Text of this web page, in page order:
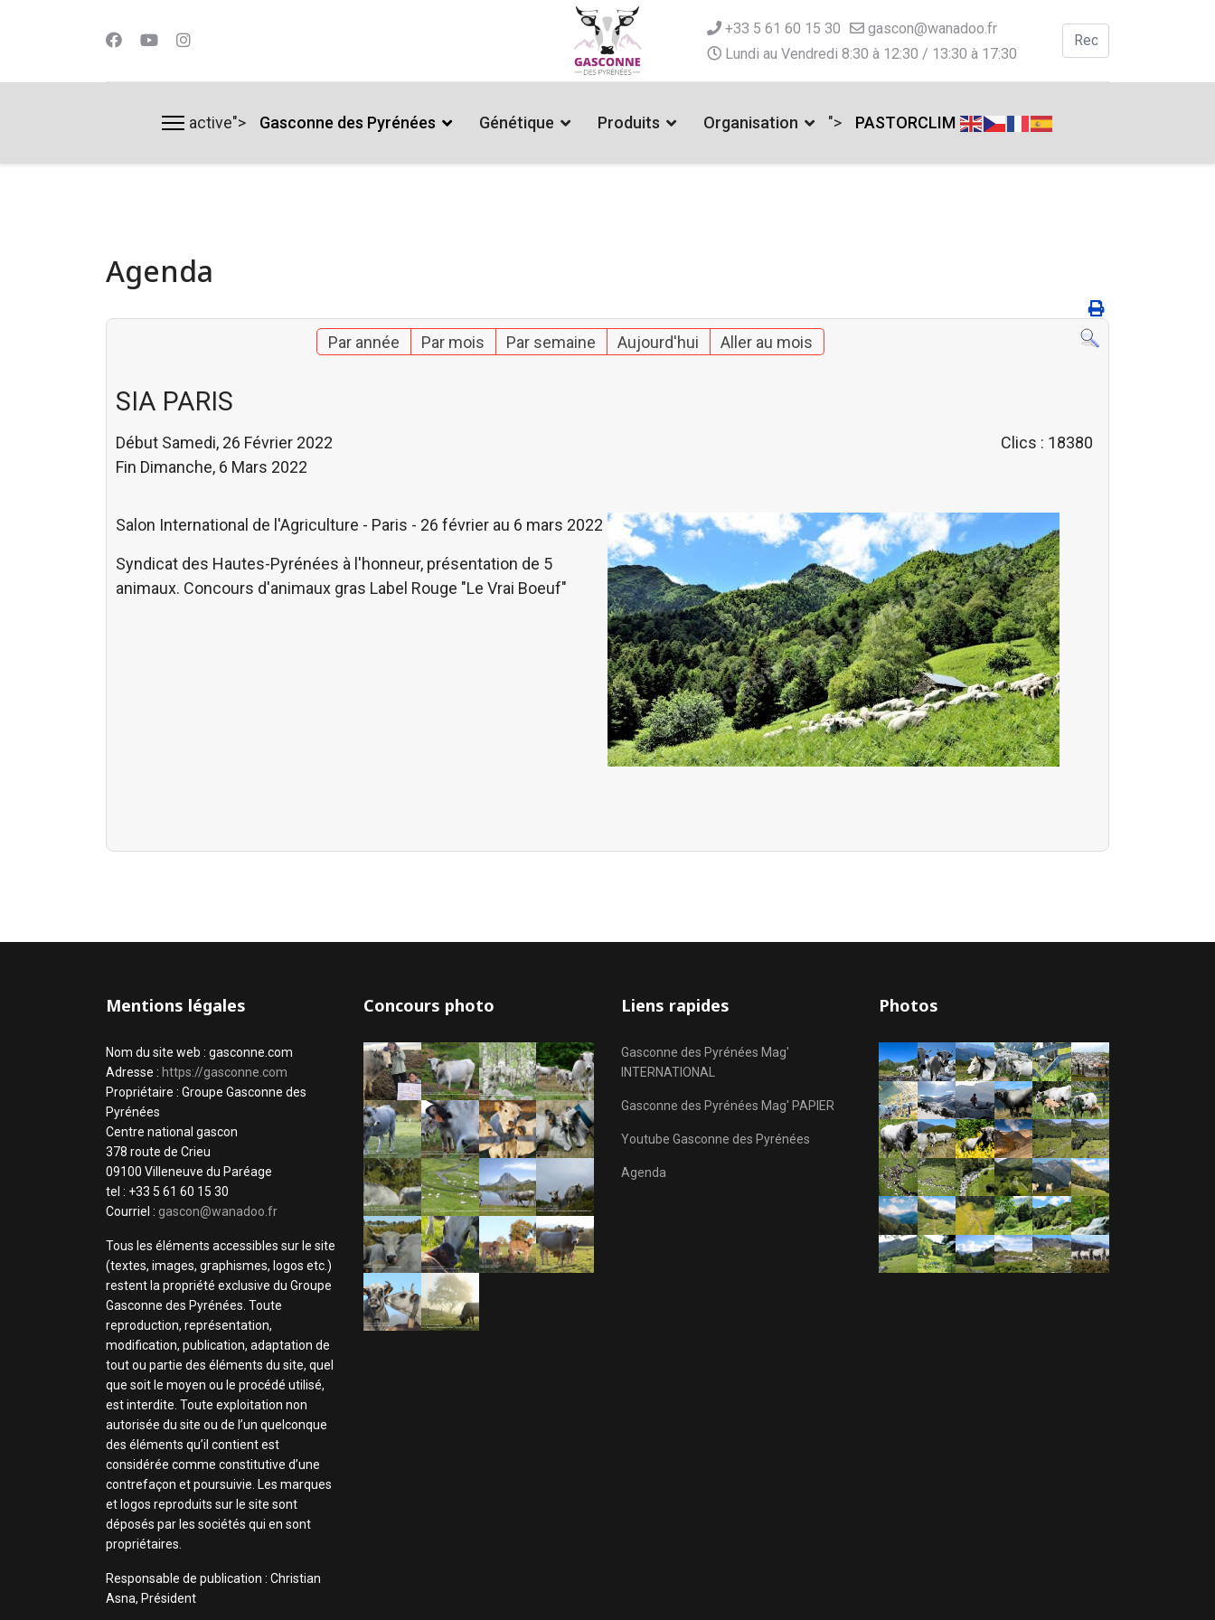
+33 5 61 60 15 30
gascon@wanadoo.fr
Lundi au Vendredi 8:30 à 12:30 / 13:30 à 17:30
Valider
active"> Gasconne des Pyrénées Génétique Produits Organisation "> PASTORCLIM
Agenda
Par année Par mois Par semaine Aujourd'hui Aller au mois
SIA PARIS
Début Samedi, 26 Février 2022
Fin Dimanche, 6 Mars 2022
Clics : 18380
Salon International de l'Agriculture - Paris - 26 février au 6 mars 2022
Syndicat des Hautes-Pyrénées à l'honneur, présentation de 5
animaux. Concours d'animaux gras Label Rouge "Le Vrai Boeuf"
Mentions légales
Nom du site web : gasconne.com
Adresse : https://gasconne.com
Propriétaire : Groupe Gasconne des
Pyrénées
Centre national gascon
378 route de Crieu
09100 Villeneuve du Paréage
tel : +33 5 61 60 15 30
Courriel : gascon@wanadoo.fr
Tous les éléments accessibles sur le site
(textes, images, graphismes, logos etc.)
restent la propriété exclusive du Groupe
Gasconne des Pyrénées. Toute
reproduction, représentation,
modification, publication, adaptation de
tout ou partie des éléments du site, quel
que soit le moyen ou le procédé utilisé,
est interdite. Toute exploitation non
autorisée du site ou de l’un quelconque
des éléments qu’il contient est
considérée comme constitutive d’une
contrefaçon et poursuivie. Les marques
et logos reproduits sur le site sont
déposés par les sociétés qui en sont
propriétaires.
Responsable de publication : Christian
Asna, Président
Concours photo Liens rapides
Gasconne des Pyrénées Mag'
INTERNATIONAL
Gasconne des Pyrénées Mag' PAPIER
Youtube Gasconne des Pyrénées
Agenda
Photos